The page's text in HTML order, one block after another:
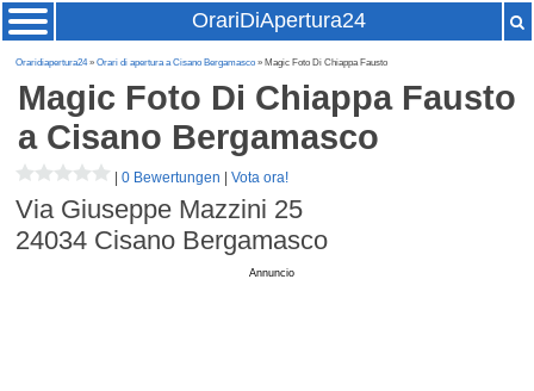
OrariDiApertura24
Oraridiapertura24»Orari di apertura a Cisano Bergamasco » Magic Foto Di Chiappa Fausto
Magic Foto Di Chiappa Fausto
a Cisano Bergamasco
|0 Bewertungen |Vota ora!
Via Giuseppe Mazzini 25
24034 Cisano Bergamasco
Annuncio